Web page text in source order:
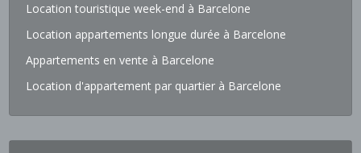
Location touristique week-end à Barcelone
Location appartements longue durée à Barcelone
Appartements en vente à Barcelone
Location d'appartement par quartier à Barcelone